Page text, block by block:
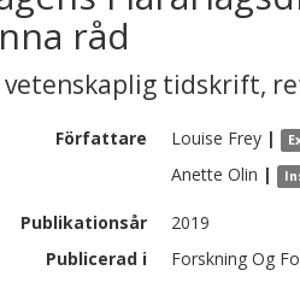
råd
tidskrift,
Författare Louise Frey |
Anette Olin |
Publikationsår
2019
Publicerad i
Forskning Og